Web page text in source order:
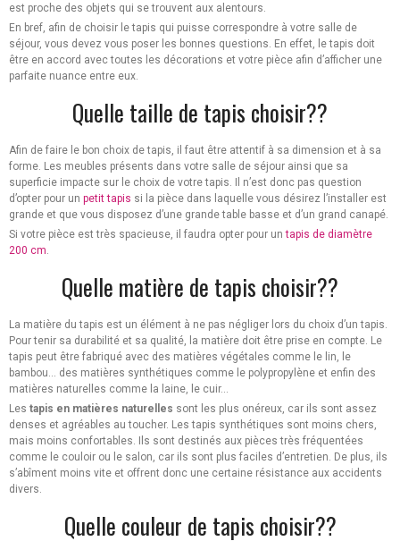
est proche des objets qui se trouvent aux alentours.
En bref, afin de choisir le tapis qui puisse correspondre à votre salle de
séjour, vous devez vous poser les bonnes questions. En effet, le tapis doit
être en accord avec toutes les décorations et votre pièce afin d’afficher une
parfaite nuance entre eux.
Quelle taille de tapis choisir??
Afin de faire le bon choix de tapis, il faut être attentif à sa dimension et à sa
forme. Les meubles présents dans votre salle de séjour ainsi que sa
superficie impacte sur le choix de votre tapis. Il n’est donc pas question
d’opter pour un petit tapis si la pièce dans laquelle vous désirez l’installer est
grande et que vous disposez d’une grande table basse et d’un grand canapé.
Si votre pièce est très spacieuse, il faudra opter pour untapis de diamètre
200 cm
Quelle matière de tapis choisir??
La matière du tapis est un élément à ne pas négliger lors du choix d’un tapis.
Pour tenir sa durabilité et sa qualité, la matière doit être prise en compte. Le
tapis peut être fabriqué avec des matières végétales comme le lin, le
bambou… des matières synthétiques comme le polypropylène et enfin des
matières naturelles comme la laine, le cuir…
Les tapis en matières naturelles sont les plus onéreux, car ils sont assez
denses et agréables au toucher. Les tapis synthétiques sont moins chers,
mais moins confortables. Ils sont destinés aux pièces très fréquentées
comme le couloir ou le salon, car ils sont plus faciles d’entretien. De plus, ils
s’abîment moins vite et offrent donc une certaine résistance aux accidents
divers.
Quelle couleur de tapis choisir??